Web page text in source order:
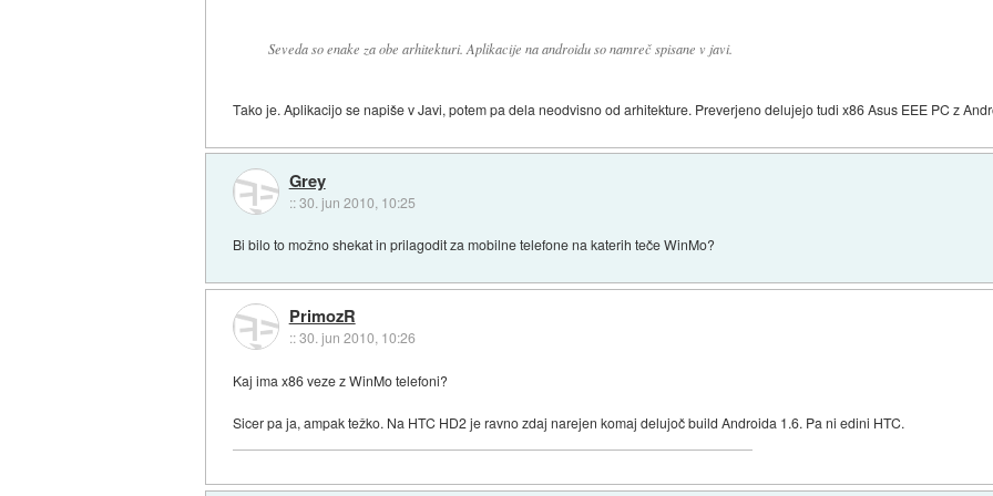
Seveda so enake za obe arhitekturi. Aplikacije na androidu so namreč spisane v javi.
Tako je. Aplikacijo se napiše v Javi, potem pa dela neodvisno od arhitekture. Preverjeno delujejo tudi x86 Asus EEE PC z
Grey
::30. jun 2010, 10:25
Bi bilo to možno shekat in prilagodit za mobilne telefone na katerih teče WinMo?
PrimozR
::30. jun 2010, 10:26
Kaj ima x86 veze z WinMo telefoni?
Sicer pa ja, ampak težko. Na HTC HD2 je ravno zdaj narejen komaj delujoč build Androida 1.6. Pa ni edini HTC.